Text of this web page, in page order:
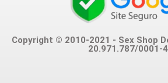
Copyright © 2010-2021 - Sex Shop
20.971.787/0001-